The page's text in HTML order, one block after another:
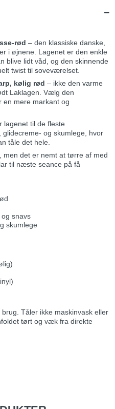
rød – den klassiske danske,
i øjnene. Lagenet er den enkle
blive lidt våd, og den skinnende
twist til soveværelset.
kølig rød – ikke den varme
Laklagen. Vælg den
en mere markant og
lagenet til de fleste
og skumlege, hvor
tåle det hele.
, men det er nemt at tørre af med
til næste seance på få
snavs
skumlege
Tåler ikke maskinvask eller
tørt og væk fra direkte